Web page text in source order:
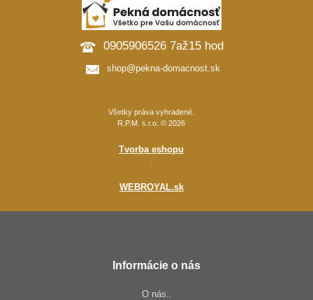
0905906526 7až15 hod
shop@pekna-domacnost.sk
Všetky práva vyhradené.
R.P.M. s.r.o. © 2026
Tvorba eshopu
:
WEBROYAL.sk
Informácie o nás
O nás..